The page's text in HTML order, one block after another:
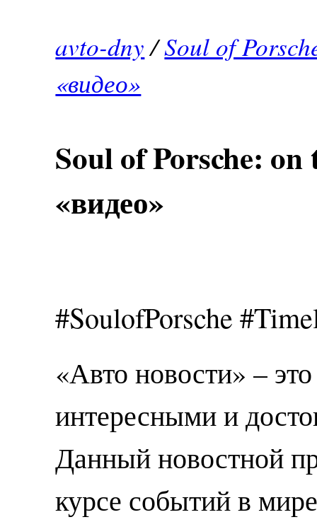
avto-dny/Soul of
«видео»
Soul of Porsche:
«видео»
#SoulofPorsche
«Авто новости» –
интересными и
Данный новостной
курсе событий в